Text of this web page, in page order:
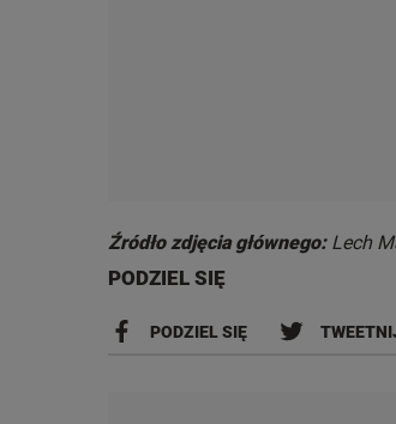
Źródło zdjęcia głównego: Lech
PODZIEL SIĘ
PODZIEL SIĘ